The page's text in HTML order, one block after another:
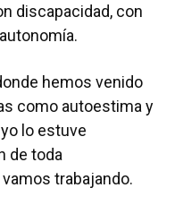
discapacidad, con
hemos venido
como autoestima y
lo estuve
de toda
trabajando.